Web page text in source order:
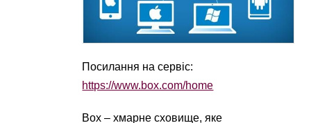
Посилання на сервіс:
https://www.box.com/home
Box – хмарне сховище, яке